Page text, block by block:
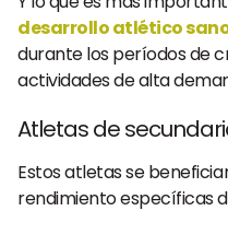
desarrollo atlético
durante los períodos de
actividades de alta
Atletas de
Estos atletas se
rendimiento específicas